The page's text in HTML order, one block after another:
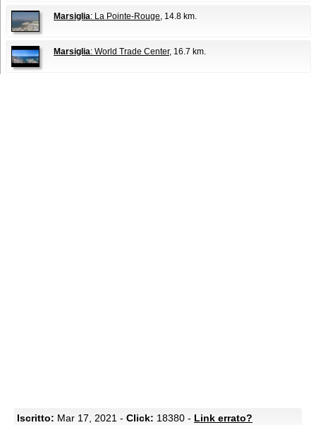
Marsiglia: La Pointe-Rouge, 14.8 km.
Marsiglia: World Trade Center, 16.7 km.
Iscritto: Mar 17, 2021 - Click: 18380 - Link errato?